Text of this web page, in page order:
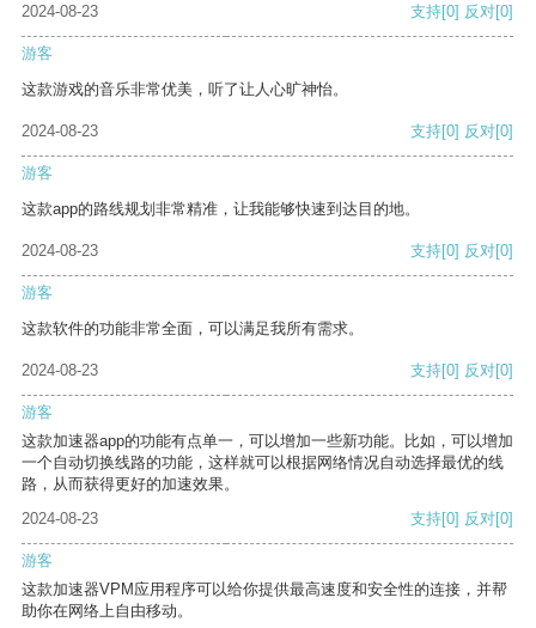
2024-08-23
支持[0] 反对[0]
游客
这款游戏的音乐非常优美，听了让人心旷神怡。
2024-08-23 支持[0] 反对[0]
游客
这款app的路线规划非常精准，让我能够快速到达目的地。
2024-08-23 支持[0] 反对[0]
游客
这款软件的功能非常全面，可以满足我所有需求。
2024-08-23 支持[0] 反对[0]
游客
这款加速器app的功能有点单一，可以增加一些新功能。比如，可以增加
一个自动切换线路的功能，这样就可以根据网络情况自动选择最优的线
路，从而获得更好的加速效果。
2024-08-23
支持[0] 反对[0]
游客
这款加速器VPM应用程序可以给你提供最高速度和安全性的连接，并帮
助你在网络上自由移动。